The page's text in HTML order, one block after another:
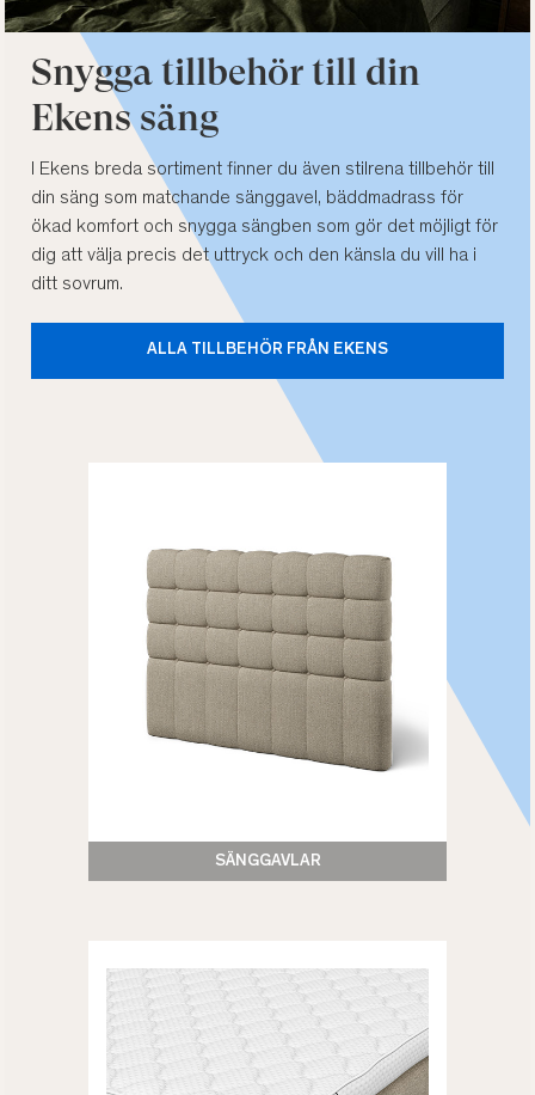
Snygga tillbehör till din
Ekens säng
I Ekens breda sortiment finner du även stilrena tillbehör till
din säng som matchande sänggavel, bäddmadrass för
ökad komfort och snygga sängben som gör det möjligt för
dig att välja precis det uttryck och den känsla du vill ha i
ditt sovrum.
ALLA TILLBEHÖR FRÅN EKENS
SÄNGGAVLAR